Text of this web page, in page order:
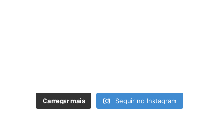
Carregar mais Seguir no Instagram